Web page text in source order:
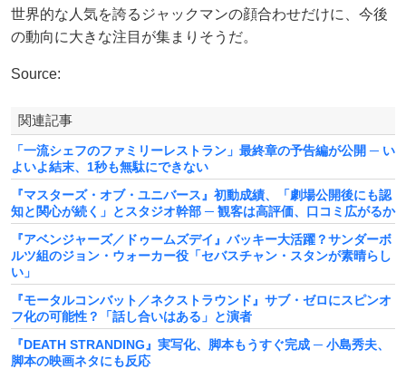
世界的な人気を誇るジャックマンの顔合わせだけに、今後
の動向に大きな注目が集まりそうだ。
Source:
関連記事
「一流シェフのファミリーレストラン」最終章の予告編が公開 ─ い
よいよ結末、1秒も無駄にできない
『マスターズ・オブ・ユニバース』初動成績、「劇場公開後にも認
知と関心が続く」とスタジオ幹部 ─ 観客は高評価、口コミ広がるか
『アベンジャーズ／ドゥームズデイ』バッキー大活躍？サンダーボ
ルツ組のジョン・ウォーカー役「セバスチャン・スタンが素晴らし
い」
『モータルコンバット／ネクストラウンド』サブ・ゼロにスピンオ
フ化の可能性？「話し合いはある」と演者
『DEATH STRANDING』実写化、脚本もうすぐ完成 ─ 小島秀夫、
脚本の映画ネタにも反応